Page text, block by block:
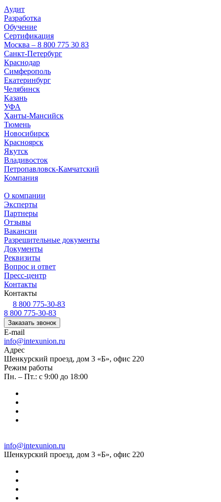
Аудит
Разработка
Обучение
Сертификация
Москва – 8 800 775 30 83
Санкт-Петербург
Краснодар
Симферополь
Екатеринбург
Челябинск
Казань
УФА
Ханты-Мансийск
Тюмень
Новосибирск
Красноярск
Якутск
Владивосток
Петропавловск-Камчатский
Компания
О компании
Эксперты
Партнеры
Отзывы
Вакансии
Разрешительные документы
Документы
Реквизиты
Вопрос и ответ
Пресс-центр
Контакты
Контакты
8 800 775-30-83
8 800 775-30-83
Заказать звонок
E-mail
info@intexunion.ru
Адрес
Шенкурский проезд, дом 3 «Б», офис 220
Режим работы
Пн. – Пт.: с 9:00 до 18:00
info@intexunion.ru
Шенкурский проезд, дом 3 «Б», офис 220